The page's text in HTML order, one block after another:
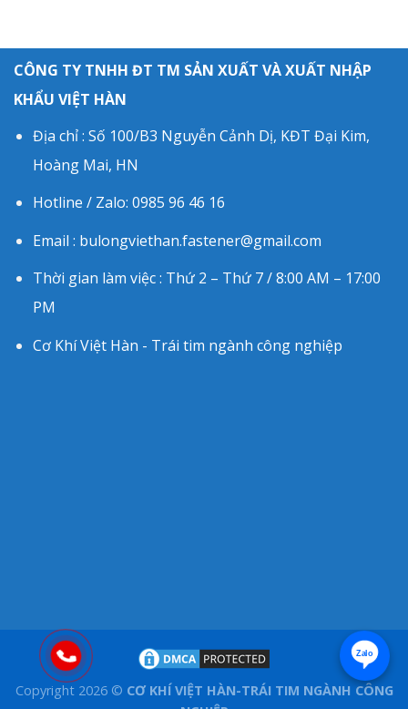
CÔNG TY TNHH ĐT TM SẢN XUẤT VÀ XUẤT NHẬP
KHẨU VIỆT HÀN
Địa chỉ : Số 100/B3 Nguyễn Cảnh Dị, KĐT Đại Kim,
Hoàng Mai, HN
Hotline / Zalo: 0985 96 46 16
Email : bulongviethan.fastener@gmail.com
Thời gian làm việc : Thứ 2 – Thứ 7 / 8:00 AM – 17:00
PM
Cơ Khí Việt Hàn - Trái tim ngành công nghiệp
Copyright 2026 © CƠ KHÍ VIỆT HÀN-TRÁI TIM NGÀNH CÔNG
Zalo